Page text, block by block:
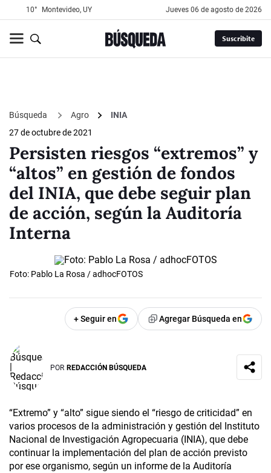
10° Montevideo, UY jueves 06 de agosto de 2026
Suscribite
Búsqueda Agro
INIA
27 de octubre de 2021
Persisten riesgos “extremos” y
“altos” en gestión de fondos
del INIA, que debe seguir plan
de acción, según la Auditoría
Interna
Foto: Pablo La Rosa / adhocFOTOS
+ Seguir en Agregar Búsqueda en
POR REDACCIÓN BÚSQUEDA
“Extremo” y “alto” sigue siendo el “riesgo de criticidad” en
varios procesos de la administración y gestión del Instituto
Nacional de Investigación Agropecuaria (INIA), que debe
continuar la implementación del plan de acción previsto
por ese organismo, según un informe de la Auditoría